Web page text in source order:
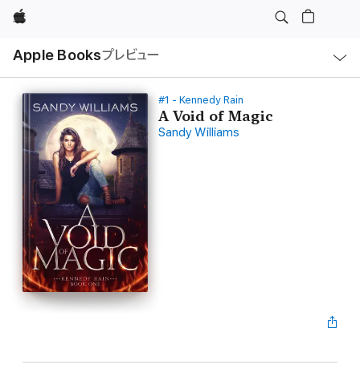
Apple
Apple Booksプレビュー
ル
#1 - Kennedy Rain
A Void of Magic
Sandy Williams